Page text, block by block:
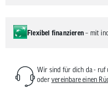
Flexibel finanzieren– mit
Wir sind für dich da - ruf
odervereinbare einen